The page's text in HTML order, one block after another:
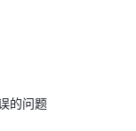
598 546
式获得支持
27, 老格洛斯特
有限公司越南胡
的问题